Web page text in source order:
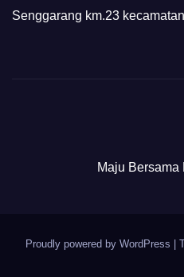
Senggarang km.23
Maju Bersama
Proudly powered by WordPress |